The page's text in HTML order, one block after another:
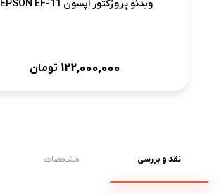
ویدئو پروژکتور اپسون EPSON EF-11
122,000,000 تومان
نقد و بررسی مشخصات